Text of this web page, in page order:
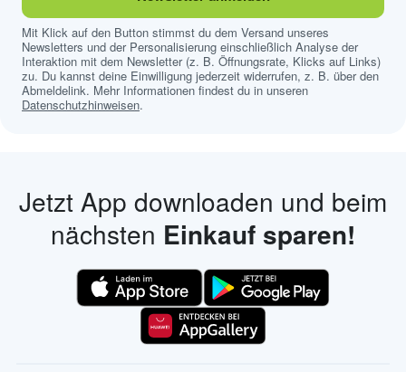
Mit Klick auf den Button stimmst du dem Versand unseres
Newsletters und der Personalisierung einschließlich Analyse der
Interaktion mit dem Newsletter (z. B. Öffnungsrate, Klicks auf Links)
zu. Du kannst deine Einwilligung jederzeit widerrufen, z. B. über den
Abmeldelink. Mehr Informationen findest du in unseren
Datenschutzhinweisen.
Jetzt App downloaden und beim
nächsten Einkauf sparen!